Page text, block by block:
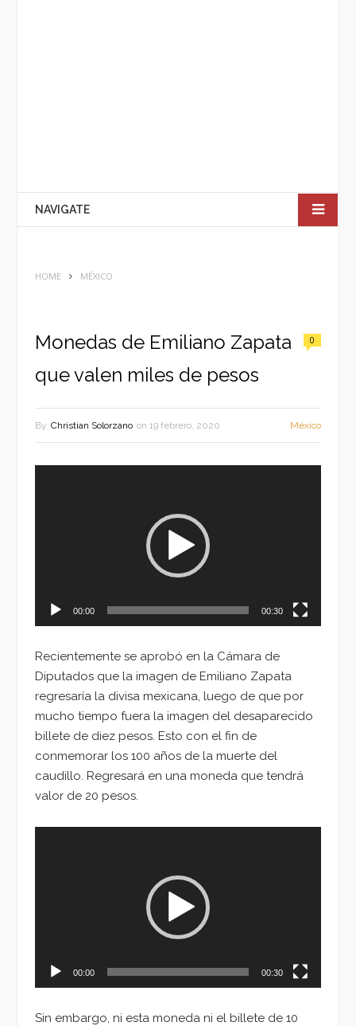
NAVIGATE
HOME MÉXICO
Monedas de Emiliano Zapata
que valen miles de pesos
0
By Christian Solorzano on 19 febrero, 2020 México
00:00 00:30
Recientemente se aprobó en la Cámara de
Diputados que la imagen de Emiliano Zapata
regresaría la divisa mexicana, luego de que por
mucho tiempo fuera la imagen del desaparecido
billete de diez pesos. Esto con el fin de
conmemorar los 100 años de la muerte del
caudillo. Regresará en una moneda que tendrá
valor de 20 pesos.
00:00 00:30
Sin embargo, ni esta moneda ni el billete de 10